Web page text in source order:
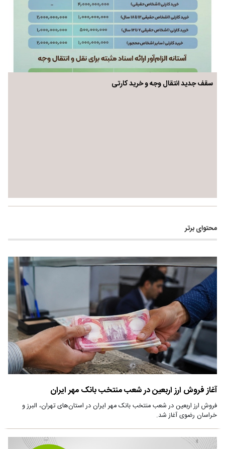
سقف جدید انتقال وجه و خرید کارتی
محتوای برتر
آغاز فروش ارز اربعین در شعب منتخب بانک مهر ایران
فروش ارز اربعین در شعب منتخب بانک مهر ایران در استان‌های تهران، البرز و
خراسان رضوی آغاز شد.